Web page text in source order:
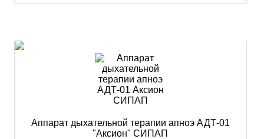
Аппарат дыхательной терапии апноэ АДТ-01
"Аксион" СИПАП